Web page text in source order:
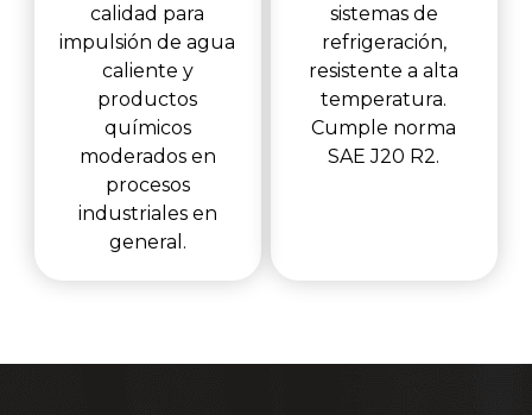
calidad para
impulsión de agua
caliente y
productos
químicos
moderados en
procesos
industriales en
general.
sistemas de
refrigeración,
resistente a alta
temperatura.
Cumple norma
SAE J20 R2.